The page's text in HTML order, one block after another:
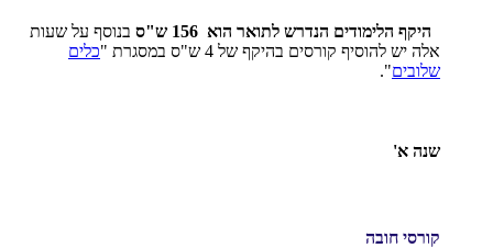
היקף הלימודים הנדרש לתואר הוא 156 ש"ס
בנוסף על שעות
אלה יש להוסיף קורסים בהיקף של 4 ש"ס במסגרת "
כלים
שלובים".
שנה א'
קורסי חובה